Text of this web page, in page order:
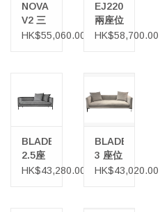
NOVA
V2 三
座位沙
HK$55,060.00
EJ220
兩座位
沙發
HK$58,700.00
BLADE
2.5座
位沙發
HK$43,280.00
BLADE
3 座位
沙發
HK$43,020.00